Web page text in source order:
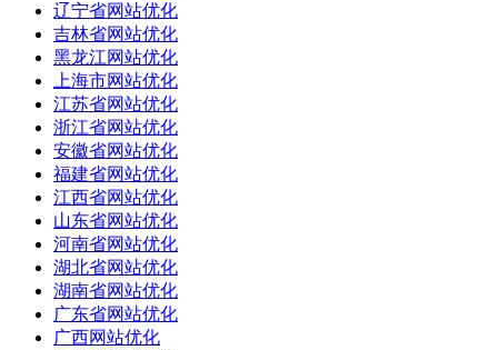
辽宁省网站优化
吉林省网站优化
黑龙江网站优化
上海市网站优化
江苏省网站优化
浙江省网站优化
安徽省网站优化
福建省网站优化
江西省网站优化
山东省网站优化
河南省网站优化
湖北省网站优化
湖南省网站优化
广东省网站优化
广西网站优化